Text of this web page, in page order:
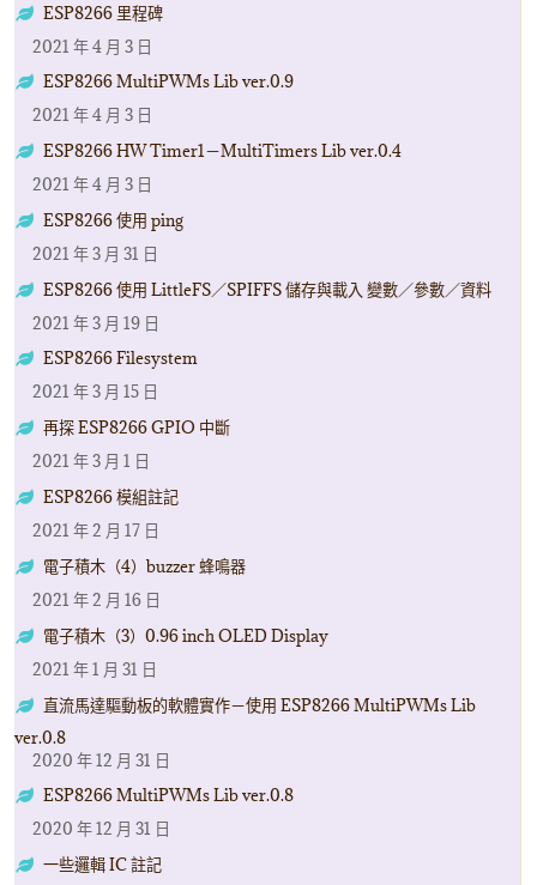
ESP8266 里程碑
2021 年 4 月 3 日
ESP8266 MultiPWMs Lib ver.0.9
2021 年 4 月 3 日
ESP8266 HW Timer1－MultiTimers Lib ver.0.4
2021 年 4 月 3 日
ESP8266 使用 ping
2021 年 3 月 31 日
ESP8266 使用 LittleFS／SPIFFS 儲存與載入 變數／參數／資料
2021 年 3 月 19 日
ESP8266 Filesystem
2021 年 3 月 15 日
再探 ESP8266 GPIO 中斷
2021 年 3 月 1 日
ESP8266 模組註記
2021 年 2 月 17 日
電子積木（4）buzzer 蜂鳴器
2021 年 2 月 16 日
電子積木（3）0.96 inch OLED Display
2021 年 1 月 31 日
直流馬達驅動板的軟體實作－使用 ESP8266 MultiPWMs Lib
ver.0.8
2020 年 12 月 31 日
ESP8266 MultiPWMs Lib ver.0.8
2020 年 12 月 31 日
一些邏輯 IC 註記